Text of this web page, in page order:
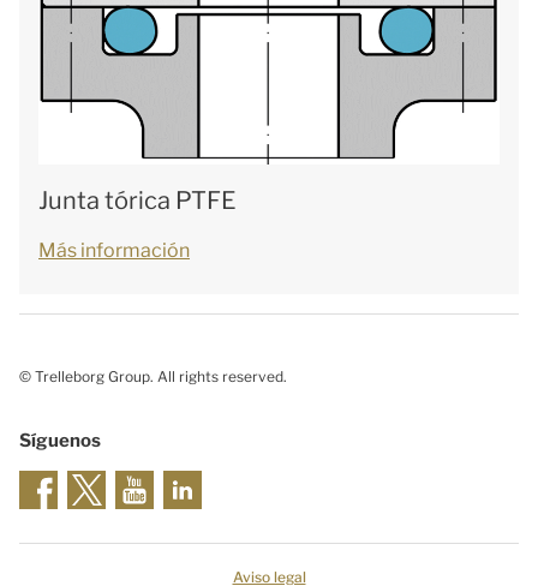
Junta tórica PTFE
Más información
© Trelleborg Group. All rights reserved.
Síguenos
Aviso legal